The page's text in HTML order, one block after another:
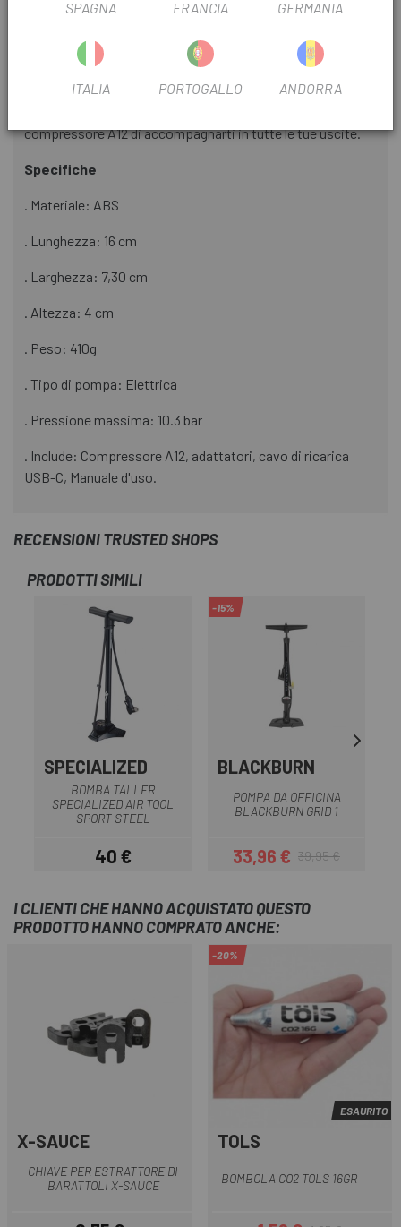
cortocircuiti e cali di tensione, oltre al controllo della
temperatura.
compressore A12 di accompagnarti in tutte le tue uscite.
Specifiche
. Materiale: ABS
. Lunghezza: 16 cm
. Larghezza: 7,30 cm
. Altezza: 4 cm
. Peso: 410g
. Tipo di pompa: Elettrica
. Pressione massima: 10.3 bar
. Include: Compressore A12, adattatori, cavo di ricarica
USB-C, Manuale d'uso.
RECENSIONI TRUSTED SHOPS
PRODOTTI SIMILI
SPECIALIZED
BOMBA TALLER
SPECIALIZED AIR TOOL
SPORT STEEL
Prezzo
40 €
-15%
BLACKBURN
POMPA DA OFFICINA
BLACKBURN GRID 1
Prezzo
33,96 €Prezzo base
39,95 €
I CLIENTI CHE HANNO ACQUISTATO QUESTO
PRODOTTO HANNO COMPRATO ANCHE:
X-SAUCE
CHIAVE PER ESTRATTORE DI
BARATTOLI X-SAUCE
-20%
ESAURITO
TOLS
BOMBOLA CO2 TOLS 16GR
SPAGNA FRANCIA GERMANIA
ITALIA PORTOGALLO ANDORRA